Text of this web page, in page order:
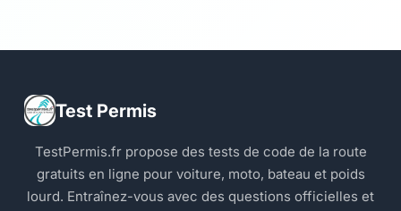
Test Permis
TestPermis.fr propose des tests de code de la route
gratuits en ligne pour voiture, moto, bateau et poids
lourd. Entraînez-vous avec des questions officielles et